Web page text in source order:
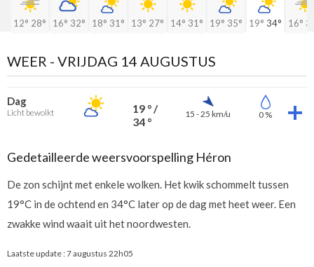
12° 28° 16° 32° 18° 31° 13° 27° 14° 31° 19° 35° 19° 34° 16°
WEER - VRIJDAG 14 AUGUSTUS
Dag
Licht bewolkt
19 ° /
34 °
15 - 25 km/u 0 %
Gedetailleerde weersvoorspelling Héron
De zon schijnt met enkele wolken. Het kwik schommelt tussen
19°C in de ochtend en 34°C later op de dag met heet weer. Een
zwakke wind waait uit het noordwesten.
Laatste update :7 augustus 22h05